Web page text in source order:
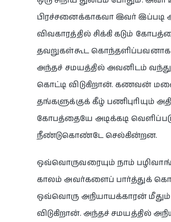
பிரச்சனைக்காகவா இவர் இப்படி
விவகாரத்தில் சிக்கி கடும்
தவறுகள்கூட கொந்தளிப்பவனாக
அந்தச் சமயத்தில் அவனிடம்
கொட்டி விடுகிறான். கணவன்
தங்களுக்குக் கீழ் பணிபுரியும்
கோபத்தையே அடிக்கடி
நீண்டுகொண்டே செல்கின்றன.
ஒவ்வொருவரையும் நாம் பழிவாங்க
காலம் அவர்களைப் பார்த்துக்
ஒவ்வொரு அநியாயக்காரன்
விடுகிறான். அந்தச் சமயத்தில்